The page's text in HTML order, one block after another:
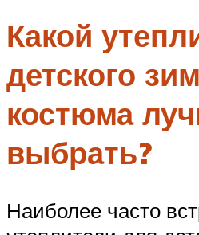
Какой
детского
костюма
выбрать?
Наиболее часто